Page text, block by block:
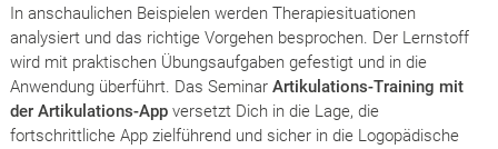
In anschaulichen Beispielen werden Therapiesituationen
analysiert und das richtige Vorgehen besprochen. Der Lernstoff
wird mit praktischen Übungsaufgaben gefestigt und in die
Anwendung überführt. Das Seminar Artikulations-Training mit
der Artikulations-Appversetzt Dich in die Lage, die
fortschrittliche App zielführend und sicher in die Logopädische